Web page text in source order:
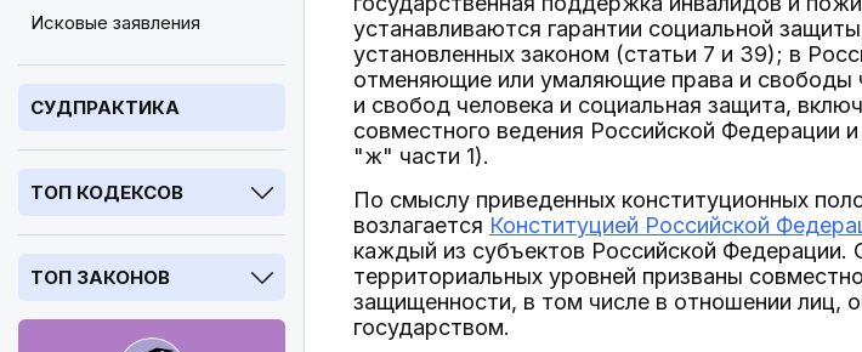
Исковые заявления
СУДПРАКТИКА
ТОП КОДЕКСОВ
ТОП ЗАКОНОВ
устанавливаются гарантии социальной
установленных законом (статьи 7 и 39); в
отменяющие или умаляющие права и свободы
и свобод человека и социальная защита,
совместного ведения Российской Федерации
"ж" части 1).
По смыслу приведенных конституционных
возлагается Конституцией Российской
каждый из субъектов Российской Федерации.
территориальных уровней призваны
защищенности, в том числе в отношении лиц,
государством.